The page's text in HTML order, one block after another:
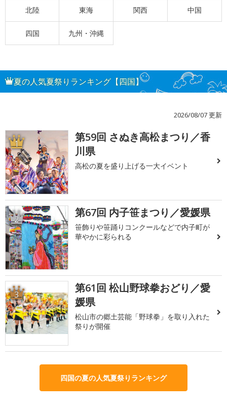
北陸 東海 関西 中国
四国 九州・沖縄
夏の人気夏祭りランキング【四国】
2026/08/07 更新
1
第59回 さぬき高松まつり／香
川県
高松の夏を盛り上げる一大イベント
2 第67回 内子笹まつり／愛媛県
笹飾りや笹踊りコンクールなどで内子町が
華やかに彩られる
3
第61回 松山野球拳おどり／愛
媛県
松山市の郷土芸能「野球拳」を取り入れた
祭りが開催
四国の夏の人気夏祭りランキング